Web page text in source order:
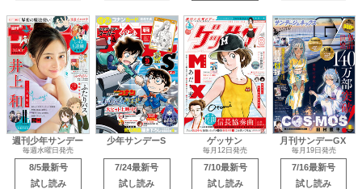
週刊少年サンデー
毎週水曜日発売
8/5最新号
試し読み
少年サンデーS
7/24最新号
試し読み
ゲッサン
毎月12日発売
7/10最新号
試し読み
月刊サンデーGX
毎月19日発売
7/16最新号
試し読み